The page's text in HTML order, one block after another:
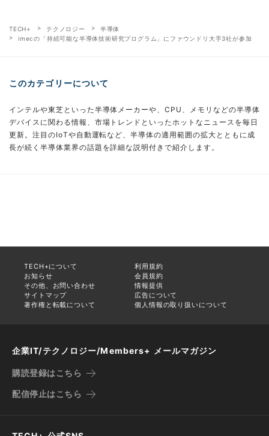
TECH+ テクノロジー
半導体
imecの「持続可能な半導体技術研究プログラム」にファウンドリ大手3社が参加
このカテゴリーについて
インテルや東芝といった半導体メーカーや、CPU、メモリなどの半導体
デバイスに関わる情報、市場トレンドといったホットなニュースを毎日
更新。注目のIoTや自動運転など、半導体の適用範囲の拡大とともに成
長が続く半導体業界の話題を詳細な説明付きで紹介します。
TECH+について
利用規約
お知らせ
会員規約
その他、お問い合わせ
情報提供
サイトマップ
広告について
著作権と転載について
個人情報の取り扱いについて
企業IT/テクノロジー/Members+ メールマガジン
購読登録はこちら
配信停止はこちら